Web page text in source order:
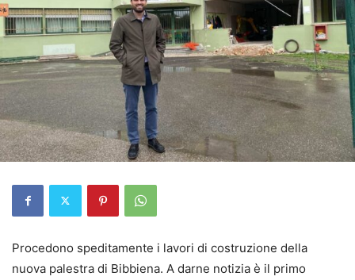
Procedono speditamente i lavori di costruzione della
nuova palestra di Bibbiena. A darne notizia è il primo